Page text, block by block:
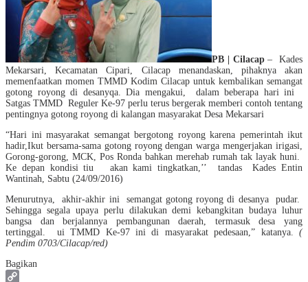
PB | Cilacap– Kades
Mekarsari, Kecamatan Cipari, Cilacap menandaskan, pihaknya akan
memenfaatkan momen TMMD Kodim Cilacap untuk kembalikan semangat
gotong royong di desanyqa. Dia mengakui, dalam beberapa hari ini
Satgas TMMD Reguler Ke-97 perlu terus bergerak memberi contoh tentang
pentingnya gotong royong di kalangan masyarakat Desa Mekarsari
“Hari ini masyarakat semangat bergotong royong karena pemerintah ikut
hadir,Ikut bersama-sama gotong royong dengan warga mengerjakan irigasi,
Gorong-gorong, MCK, Pos Ronda bahkan merehab rumah tak layak huni.
Ke depan kondisi tiu akan kami tingkatkan,’’ tandas Kades Entin
Wantinah, Sabtu (24/09/2016)
Menurutnya, akhir-akhir ini semangat gotong royong di desanya pudar.
Sehingga segala upaya perlu dilakukan demi kebangkitan budaya luhur
bangsa dan berjalannya pembangunan daerah, termasuk desa yang
tertinggal. ui TMMD Ke-97 ini di masyarakat pedesaan,” katanya. (
Pendim 0703/Cilacap/red)
Bagikan